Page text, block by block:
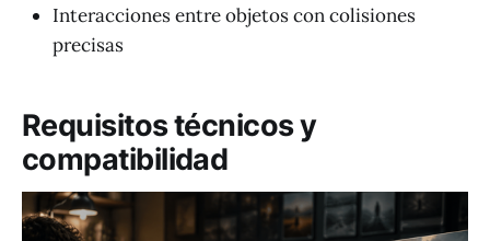
Interacciones entre objetos con colisiones
precisas
Requisitos técnicos y
compatibilidad